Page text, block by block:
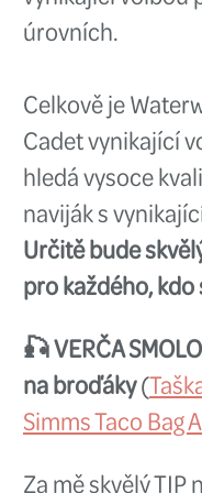
Je to
který
cenu,
pro říční,
model je
požadují
objemnou
utratit